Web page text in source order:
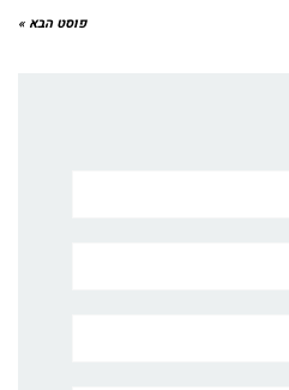
פוסט הבא »